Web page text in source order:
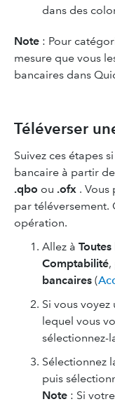
dans des
Note : Pour
mesure que vous
bancaires dans
Téléverser
Suivez ces étapes
bancaire à partir
.qbo ou .ofx . Vous
par téléversement.
opération.
Allez à
Comptabilité,
bancaires (
Si vous
lequel vous
sélectionnez-
Sélectionnez
puis
Note : Si